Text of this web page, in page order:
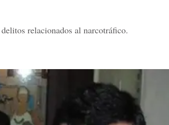
relacionados al narcotráfico.